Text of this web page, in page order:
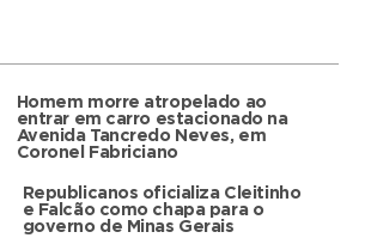
Homem morre atropelado ao
entrar em carro estacionado na
Avenida Tancredo Neves, em
Coronel Fabriciano
Republicanos oficializa Cleitinho
e Falcão como chapa para o
governo de Minas Gerais